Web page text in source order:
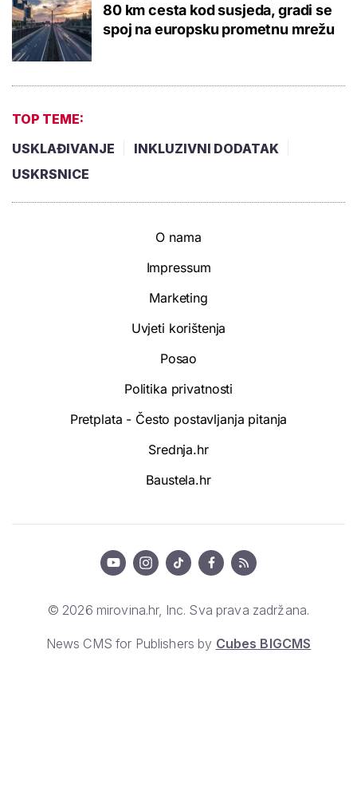
80 km cesta kod susjeda, gradi se
spoj na europsku prometnu mrežu
TOP TEME:
USKLAĐIVANJE
INKLUZIVNI DODATAK
USKRSNICE
O nama
Impressum
Marketing
Uvjeti korištenja
Posao
Politika privatnosti
Pretplata - Često postavljanja pitanja
Srednja.hr
Baustela.hr
© 2026 mirovina.hr, Inc. Sva prava zadržana.
News CMS for Publishers by Cubes BIGCMS